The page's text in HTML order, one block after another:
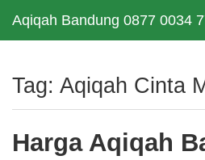
Aqiqah Bandung 0877 0034
Tag: Aqiqah Cinta
Harga Aqiqah